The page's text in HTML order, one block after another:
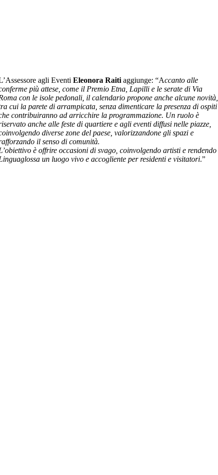
agli EventiEleonora Raiti aggiunge: “Accanto alle
più attese, come il Premio Etna, Lapilli e le serate di Via
con le isole pedonali, il calendario propone anche alcune novità,
cui la parete di arrampicata, senza dimenticare la presenza di ospiti
contribuiranno ad arricchire la programmazione. Un ruolo è
anche alle feste di quartiere e agli eventi diffusi nelle piazze,
diverse zone del paese, valorizzandone gli spazi e
il senso di comunità.
è offrire occasioni di svago, coinvolgendo artisti e rendendo
un luogo vivo e accogliente per residenti e visitatori.”